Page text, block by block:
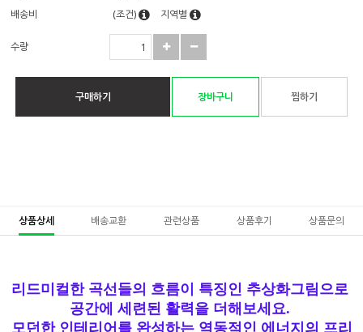
배송비
(조건) 지역별
수량
구매하기 장바구니 찜하기
상품상세 배송교환 관련상품 상품후기 상품문의
리드미컬한 곡선들의 흐름이 특징인 추상화그림으로
공간에 세련된 활력을 더해보세요.
모던한 인테리어를 완성하는 역동적인 에너지의 프리